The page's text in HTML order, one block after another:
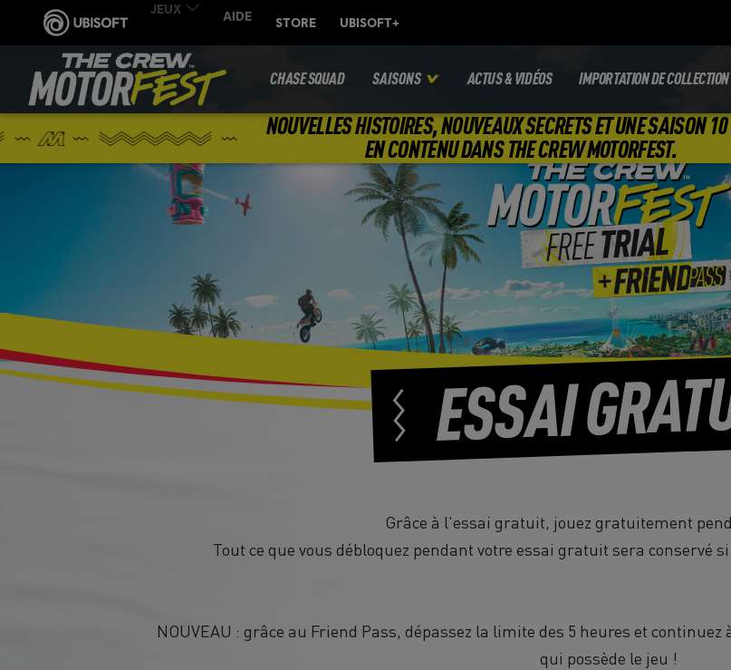
NOUVELLES HISTOIRES, NOUVEAUX SECRETS ET UNE SAISON
EN CONTENU DANS THE CREW MOTORFEST.
CHASE SQUAD SAISONS ACTUS & VIDÉOS IMPORTATION DE COLLECTION
ESSAI
Grâce à l'essai gratuit, jouez gratuitement
Tout ce que vous débloquez pendant votre essai gratuit sera conservé
NOUVEAU : grâce au Friend Pass, dépassez la limite des 5 heures et
qui possède le jeu !